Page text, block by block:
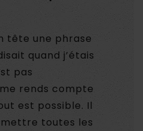
tête une phrase
quand j’étais
pas
rends compte
est possible. Il
toutes les